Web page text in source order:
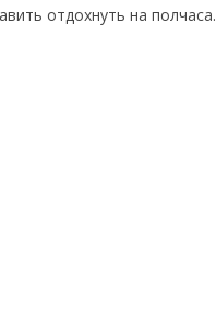
отдохнуть на полчаса.